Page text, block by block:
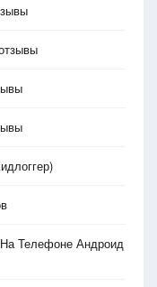
Телефоне Андроид